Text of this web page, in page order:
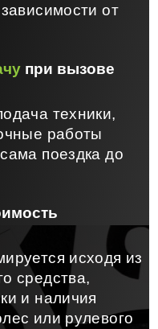
от
при вызове
техники,
работы
поездка до
исходя из
средства,
и наличия
или рулевого